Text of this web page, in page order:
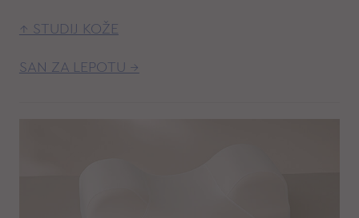
↑ STUDIJ KOŽE
SAN ZA LEPOTU →